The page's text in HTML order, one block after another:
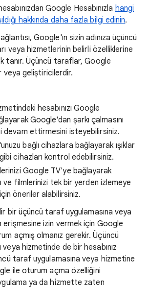
Google Hesabınızla hangi
hakkında daha fazla bilgi edinin.
Google'ın sizin adınıza üçüncü
veya hizmetlerinin belirli özelliklerine
tanır. Üçüncü taraflar, Google
veya geliştiricilerdir.
hesabınızı Google
Google'dan şarkı çalmasını
ettirmesini isteyebilirsiniz.
bağlı cihazlara bağlayarak ışıklar
cihazları kontrol edebilirsiniz.
Google TV'ye bağlayarak
ve filmlerinizi tek bir yerden izlemeye
öneriler alabilirsiniz.
bir üçüncü taraf uygulamasına veya
erişmesine izin vermek için Google
açmış olmanız gerekir. Üçüncü
hizmetinde de bir hesabınız
taraf uygulamasına veya hizmetine
ile oturum açma özelliğini
ya da hizmette zaten